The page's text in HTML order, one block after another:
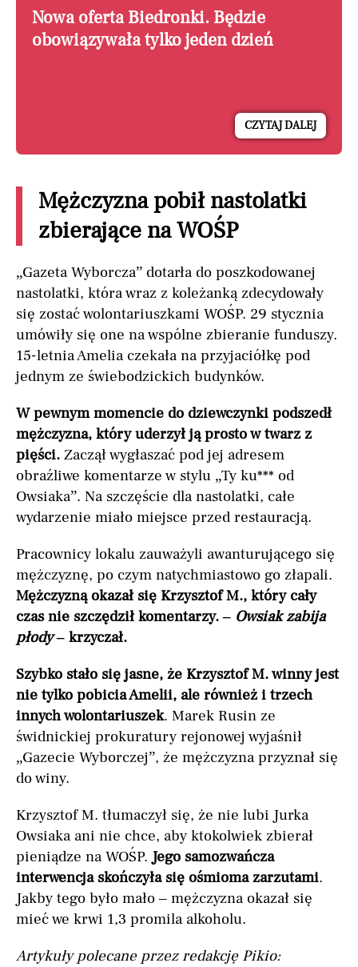
Nowa oferta Biedronki. Będzie
obowiązywała tylko jeden dzień
CZYTAJ DALEJ
Mężczyzna pobił nastolatki
zbierające na WOŚP
„Gazeta Wyborcza” dotarła do poszkodowanej
nastolatki, która wraz z koleżanką zdecydowały
się zostać wolontariuszkami WOŚP. 29 stycznia
umówiły się one na wspólne zbieranie funduszy.
15-letnia Amelia czekała na przyjaciółkę pod
jednym ze świebodzickich budynków.
W pewnym momencie do dziewczynki podszedł
mężczyzna, który uderzył ją prosto w twarz z
pięści. Zaczął wygłaszać pod jej adresem
obraźliwe komentarze w stylu „Ty ku*** od
Owsiaka”. Na szczęście dla nastolatki, całe
wydarzenie miało miejsce przed restauracją.
Pracownicy lokalu zauważyli awanturującego się
mężczyznę, po czym natychmiastowo go złapali.
Mężczyzną okazał się Krzysztof M., który cały
czas nie szczędził komentarzy. – Owsiak zabija
płody– krzyczał.
Szybko stało się jasne, że Krzysztof M. winny jest
nie tylko pobicia Amelii, ale również i trzech
innych wolontariuszek. Marek Rusin ze
świdnickiej prokuratury rejonowej wyjaśnił
„Gazecie Wyborczej”, że mężczyzna przyznał się
do winy.
Krzysztof M. tłumaczył się, że nie lubi Jurka
Owsiaka ani nie chce, aby ktokolwiek zbierał
pieniądze na WOŚP. Jego samozwańcza
interwencja skończyła się ośmioma zarzutami.
Jakby tego było mało – mężczyzna okazał się
mieć we krwi 1,3 promila alkoholu.
Artykuły polecane przez redakcję Pikio: